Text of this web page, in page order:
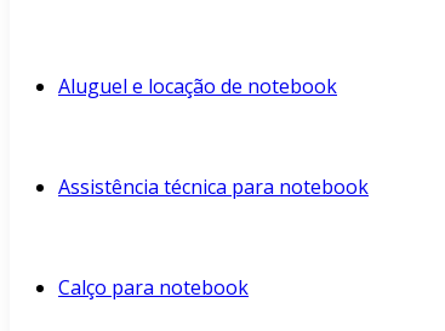
Aluguel e locação de notebook
Assistência técnica para notebook
Calço para notebook